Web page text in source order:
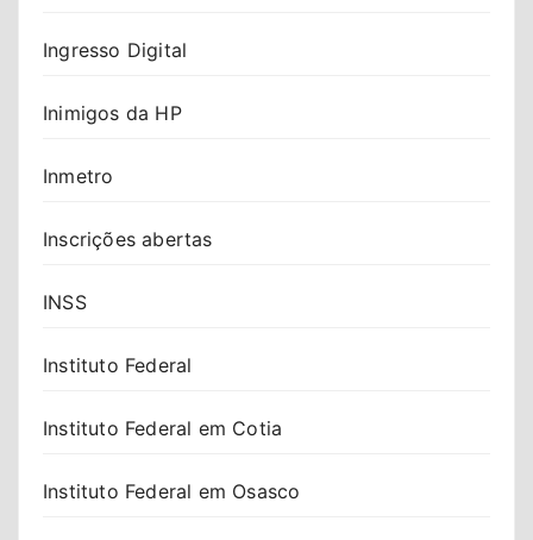
Ingresso Digital
Inimigos da HP
Inmetro
Inscrições abertas
INSS
Instituto Federal
Instituto Federal em Cotia
Instituto Federal em Osasco